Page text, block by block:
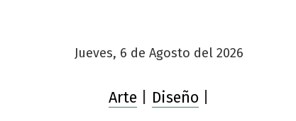
Jueves, 6 de Agosto del 2026
Arte Diseño